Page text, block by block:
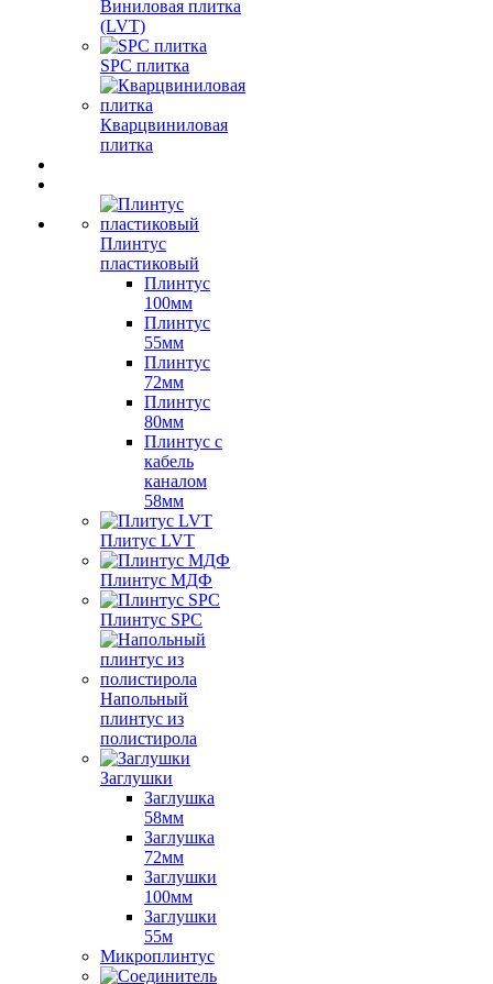
Виниловая плитка
(LVT)
SPC плитка
Кварцвиниловая
плитка
Плинтус
пластиковый
Плинтус
100мм
Плинтус
55мм
Плинтус
72мм
Плинтус
80мм
Плинтус с
кабель
каналом
58мм
Плитус LVT
Плинтус МДФ
Плинтус SPC
Напольный
плинтус из
полистирола
Заглушки
Заглушка
58мм
Заглушка
72мм
Заглушки
100мм
Заглушки
55м
Микроплинтус